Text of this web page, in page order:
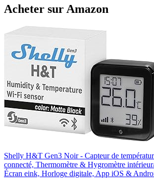
Acheter sur Amazon
Shelly H&T Gen3 Noir - Capteur de
connecté, Thermomètre & Hygromètre
Écran eink, Horloge digitale, App iOS &